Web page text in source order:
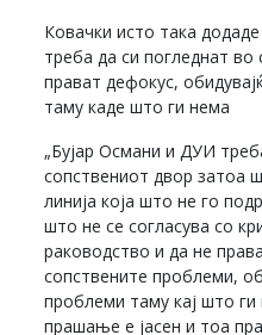
Ковачки исто така
треба да си погледнат
прават дефокус,
таму каде што ги нема
„Бујар Османи и ДУИ
сопствениот двор затоа
линија која што не го
што не се согласува со
раководство и да не
сопствените проблеми,
проблеми таму кај што
прашање е јасен и тоа